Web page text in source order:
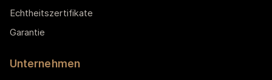
Echtheitszertifikate
Garantie
Unternehmen